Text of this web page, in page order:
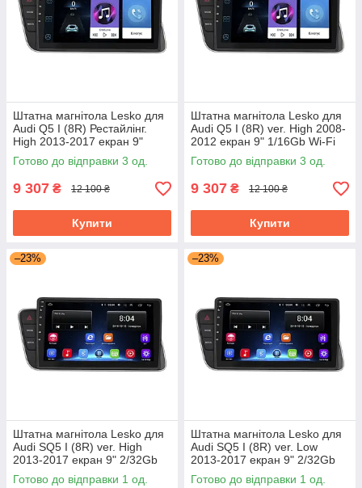
Штатна магнітола Lesko для
Audi Q5 I (8R) Рестайлінг.
High 2013-2017 екран 9"
1/16Gb Wi-Fi GPS Base
Готово до відправки 3 од.
9 307 ₴ 12 100 ₴
Купити
Штатна магнітола Lesko для
Audi Q5 I (8R) ver. High 2008-
2012 екран 9" 1/16Gb Wi-Fi
GPS Base
Готово до відправки 3 од.
9 307 ₴ 12 100 ₴
Купити
–23%
Штатна магнітола Lesko для
Audi SQ5 I (8R) ver. High
2013-2017 екран 9" 2/32Gb
Wi-Fi GPS Base
Готово до відправки 1 од.
–23%
Штатна магнітола Lesko для
Audi SQ5 I (8R) ver. Low
2013-2017 екран 9" 2/32Gb
Wi-Fi GPS Base
Готово до відправки 1 од.